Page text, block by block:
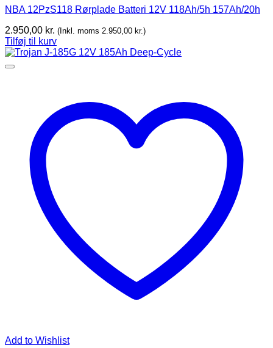
NBA 12PzS118 Rørplade Batteri 12V 118Ah/5h 157Ah/20h
2.950,00 kr. (Inkl. moms 2.950,00 kr.)
Tilføj til kurv
Add to Wishlist